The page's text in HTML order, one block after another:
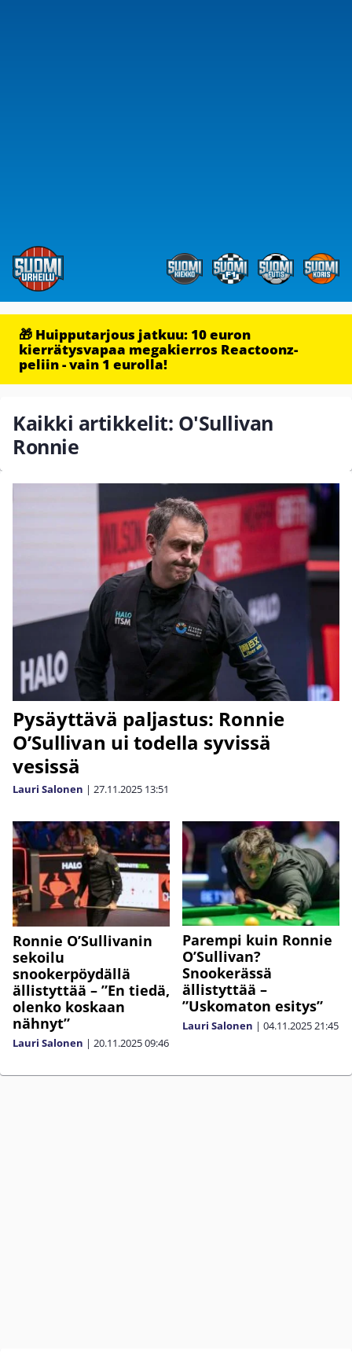
🎁 Huipputarjous jatkuu: 10 euron
kierrätysvapaa megakierros Reactoonz-
peliin - vain 1 eurolla!
Kaikki artikkelit: O'Sullivan
Ronnie
Pysäyttävä paljastus: Ronnie
O’Sullivan ui todella syvissä
vesissä
Lauri Salonen | 27.11.2025 13:51
Ronnie O’Sullivanin
sekoilu
snookerpöydällä
ällistyttää – ”En tiedä,
olenko koskaan
nähnyt”
Lauri Salonen | 20.11.202509:46
Parempi kuin Ronnie
O’Sullivan?
Snookerässä
ällistyttää –
”Uskomaton esitys”
Lauri Salonen | 04.11.202521:45